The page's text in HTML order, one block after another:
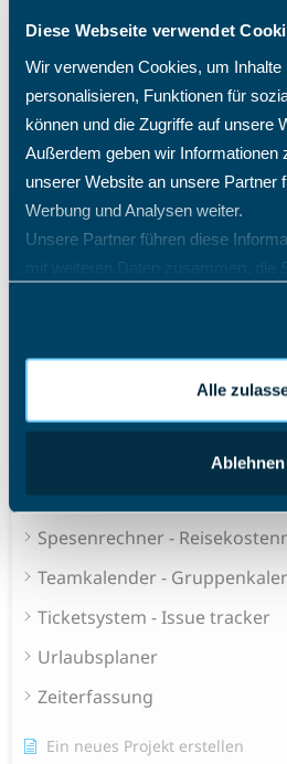
Diese Webseite verwendet
Wir verwenden Cookies, um Inhalte
personalisieren, Funktionen für
können und die Zugriffe auf unsere
Außerdem geben wir Informationen
unserer Website an unsere Partner
Werbung und Analysen weiter.
Unsere Partner führen diese
mit weiteren Daten zusammen, die
Alle
Ablehnen
Schulweg als Arbeitszeit
Warum benötige ich eine
meine Lizenzkosten und wie
Lizenzplätze?
Warum fehlen mir bestimmte
Einträge im Menü?
Warum kann ich auf dem
eintragen? Welche
Mitarbeiter?
Was passiert nach einer
Wo kann ich meine
( 52 )
Projektzeiterfassung
Schichtplaner -
Spesenrechner -
Teamkalender -
Ticketsystem - Issue tracker
Urlaubsplaner
Zeiterfassung
Ein neues Projekt erstellen